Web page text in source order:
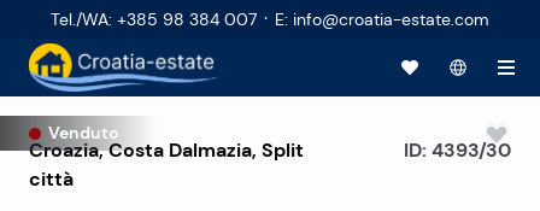
Tel./WA: +385 98 384 007 · E: info@croatia-estate.com
Venduto
Croazia,Costa Dalmazia, Split
città
ID: 4393/30